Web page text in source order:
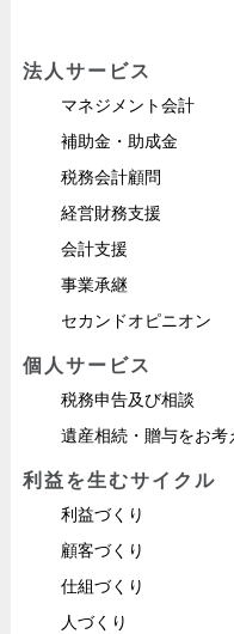
法人サービス
マネジメント会計
補助金・助成金
税務会計顧問
経営財務支援
会計支援
事業承継
セカンドオピニオン
個人サービス
税務申告及び相談
遺産相続・贈与をお考
利益を生むサイクル
利益づくり
顧客づくり
仕組づくり
人づくり